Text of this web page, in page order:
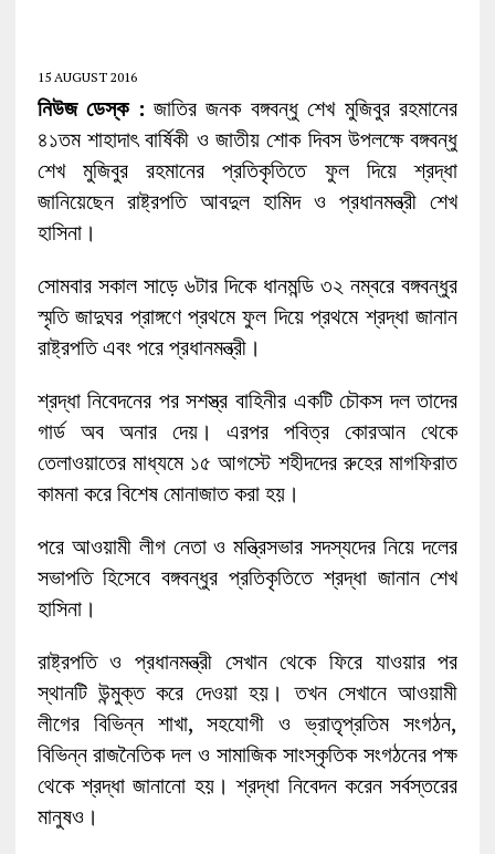
15 AUGUST 2016
নিউজ ডেস্ক : জাতির জনক বঙ্গবন্ধু শেখ মুজিবুর রহমানের
৪১তম শাহাদাৎ বার্ষিকী ও জাতীয় শোক দিবস উপলক্ষে বঙ্গবন্ধু
শেখ মুজিবুর রহমানের প্রতিকৃতিতে ফুল দিয়ে শ্রদ্ধা
জানিয়েছেন রাষ্ট্রপতি আবদুল হামিদ ও প্রধানমন্ত্রী শেখ
হাসিনা।
সোমবার সকাল সাড়ে ৬টার দিকে ধানমন্ডি ৩২ নম্বরে বঙ্গবন্ধুর
স্মৃতি জাদুঘর প্রাঙ্গণে প্রথমে ফুল দিয়ে প্রথমে শ্রদ্ধা জানান
রাষ্ট্রপতি এবং পরে প্রধানমন্ত্রী।
শ্রদ্ধা নিবেদনের পর সশস্ত্র বাহিনীর একটি চৌকস দল তাদের
গার্ড অব অনার দেয়। এরপর পবিত্র কোরআন থেকে
তেলাওয়াতের মাধ্যমে ১৫ আগস্টে শহীদদের রুহের মাগফিরাত
কামনা করে বিশেষ মোনাজাত করা হয়।
পরে আওয়ামী লীগ নেতা ও মন্ত্রিসভার সদস্যদের নিয়ে দলের
সভাপতি হিসেবে বঙ্গবন্ধুর প্রতিকৃতিতে শ্রদ্ধা জানান শেখ
হাসিনা।
রাষ্ট্রপতি ও প্রধানমন্ত্রী সেখান থেকে ফিরে যাওয়ার পর
স্থানটি উন্মুক্ত করে দেওয়া হয়। তখন সেখানে আওয়ামী
লীগের বিভিন্ন শাখা, সহযোগী ও ভ্রাতৃপ্রতিম সংগঠন,
বিভিন্ন রাজনৈতিক দল ও সামাজিক সাংস্কৃতিক সংগঠনের পক্ষ
থেকে শ্রদ্ধা জানানো হয়। শ্রদ্ধা নিবেদন করেন সর্বস্তরের
মানুষও।